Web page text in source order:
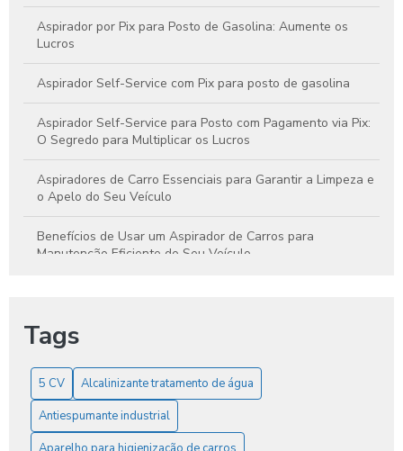
Aspirador por Pix para Posto de Gasolina: Aumente os
Lucros
Aspirador Self-Service com Pix para posto de gasolina
Aspirador Self-Service para Posto com Pagamento via Pix:
O Segredo para Multiplicar os Lucros
Aspiradores de Carro Essenciais para Garantir a Limpeza e
o Apelo do Seu Veículo
Benefícios de Usar um Aspirador de Carros para
Manutenção Eficiente do Seu Veículo
Bomba D’água 7,5 CV: Vej Pressão real, economia e alto
desempenho.
Como Antiespumantes Industriais Podem Melhorar a
Eficiência e Otimizar Seus Processos
Tags
5 CV
Alcalinizante tratamento de água
Antiespumante industrial